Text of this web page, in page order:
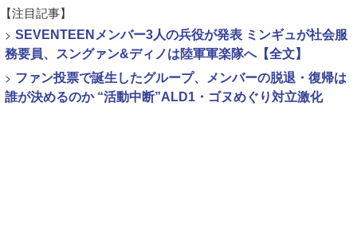
【注目記事】
> SEVENTEENメンバー3人の兵役が発表 ミンギュが社会服
務要員、スングァン&ディノは陸軍軍楽隊へ【全文】
> ファン投票で誕生したグループ、メンバーの脱退・復帰は
誰が決めるのか “活動中断”ALD1・ゴヌめぐり対立激化